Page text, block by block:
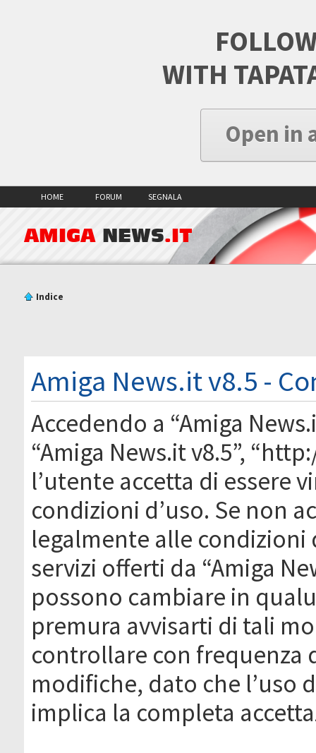
WITH
Open in
HOME FORUM SEGNALA
AMIGA NEWS.IT
Indice
Amiga News.it v8.5 -
Accedendo a “Amiga
“Amiga News.it v8.5”,
l’utente accetta di essere
condizioni d’uso. Se non
legalmente alle condizioni
servizi offerti da “Amiga
possono cambiare in
premura avvisarti di tali
controllare con frequenza
modifiche, dato che l’uso
implica la completa